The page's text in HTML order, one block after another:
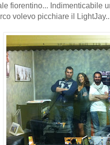
fiorentino... Indimenticabile
volevo picchiare il